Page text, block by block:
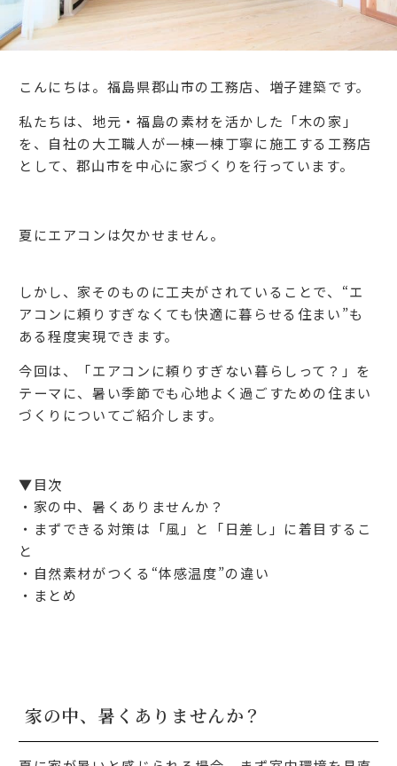
こんにちは。福島県郡山市の工務店、増子建築です。
私たちは、地元・福島の素材を活かした「木の家」
を、自社の大工職人が一棟一棟丁寧に施工する工務店
として、郡山市を中心に家づくりを行っています。
夏にエアコンは欠かせません。
しかし、家そのものに工夫がされていることで、“エ
アコンに頼りすぎなくても快適に暮らせる住まい”も
ある程度実現できます。
今回は、「エアコンに頼りすぎない暮らしって？」を
テーマに、暑い季節でも心地よく過ごすための住まい
づくりについてご紹介します。
▼目次
・家の中、暑くありませんか？
・まずできる対策は「風」と「日差し」に着目するこ
と
・自然素材がつくる“体感温度”の違い
・まとめ
家の中、暑くありませんか？